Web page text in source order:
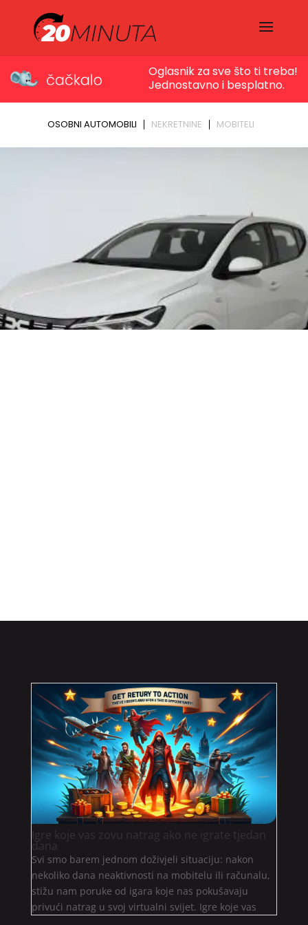
Igre koje vas zovu natrag ako ne igrate tjedan
dana
Svi smo barem jednom doživjeli situaciju: nakon
nekoliko dana neaktivnosti na mobitelu ili računalu,
stižu nam poruke od igara koje nas pokušavaju
privući natrag u svoj virtualni svijet. Igre koje vas